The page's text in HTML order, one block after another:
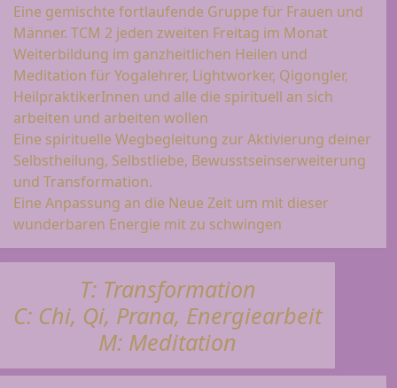
Eine gemischte fortlaufende Gruppe für Frauen und
Männer. TCM 2 jeden zweiten Freitag im Monat
Weiterbildung im ganzheitlichen Heilen und
Meditation für Yogalehrer, Lightworker, Qigongler,
HeilpraktikerInnen und alle die spirituell an sich
arbeiten und arbeiten wollen
Eine spirituelle Wegbegleitung zur Aktivierung deiner
Selbstheilung, Selbstliebe, Bewusstseinserweiterung
und Transformation.
Eine Anpassung an die Neue Zeit um mit dieser
wunderbaren Energie mit zu schwingen
T: Transformation
C: Chi, Qi, Prana, Energiearbeit
M: Meditation